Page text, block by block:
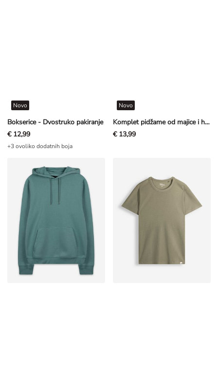
Bokserice - Dvostruko pakiranje
Novo
€ 12,99
+3 ovoliko dodatnih boja
Komplet pidžame od majice i hlača - Pseća patrola - Petrolej
Novo
€ 13,99